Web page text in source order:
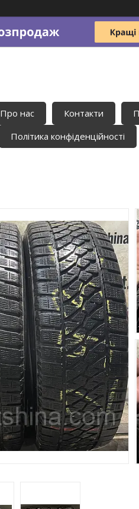
Про нас Контакти
Політика конфіденційності